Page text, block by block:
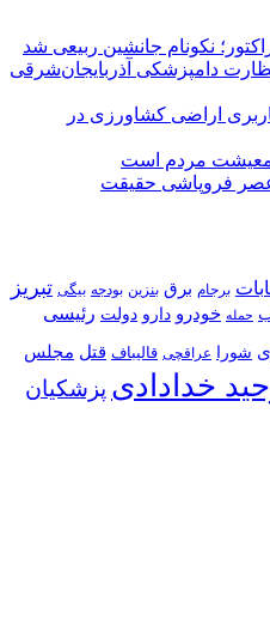
نکونام جانشین ربیعی شد
دامپزشکی آذربایجان‌شرقی
اراضی کشاورزی در
معیشت مردم است
فروپاشی حقیقت
برجام برق بنزین بودجه بیگی تبریز
حمله خودرو دارو دولت رئیسی
شورا عراقچی قالیباف قتل مجلس
خدادادی پزشکیان